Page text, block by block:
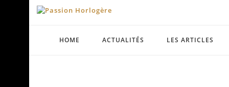
HOME ACTUALITÉS LES ARTICLES